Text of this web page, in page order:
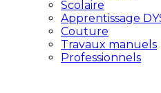
Scolaire
Apprentissage
Couture
Travaux manuels
Professionnels